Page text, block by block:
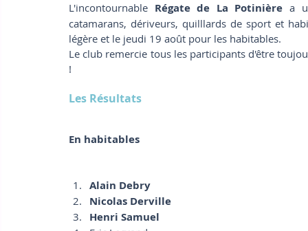
L'incontournable Régate de La Potinière a
catamarans, dériveurs, quilllards de sport et
légère et le jeudi 19 août pour les habitables.
Le club remercie tous les participants d'être
!
Les Résultats
En habitables
Alain Debry
Nicolas Derville
Henri Samuel